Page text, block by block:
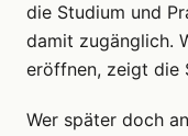
die Studium und
damit zugänglich.
eröffnen, zeigt die
Wer später doch